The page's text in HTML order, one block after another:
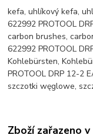
kefa, uhlíkový kefa,
622992 PROTOOL
carbon brushes,
622992 PROTOOL
Kohlebürsten,
PROTOOL DRP 12-2
szczotki węglowe,
Zboží zařazeno